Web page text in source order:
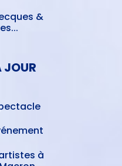
&
JOUR
à